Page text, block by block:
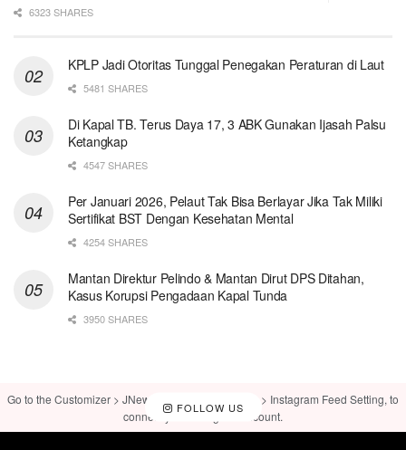
6323 SHARES
KPLP Jadi Otoritas Tunggal Penegakan Peraturan di Laut
5481 SHARES
Di Kapal TB. Terus Daya 17, 3 ABK Gunakan Ijasah Palsu
Ketangkap
4547 SHARES
Per Januari 2026, Pelaut Tak Bisa Berlayar Jika Tak Miliki
Sertifikat BST Dengan Kesehatan Mental
4254 SHARES
Mantan Direktur Pelindo & Mantan Dirut DPS Ditahan,
Kasus Korupsi Pengadaan Kapal Tunda
3950 SHARES
FOLLOW US
Go to the Customizer > JNews : Social, Like & View > Instagram Feed Setting, to
connect your Instagram account.